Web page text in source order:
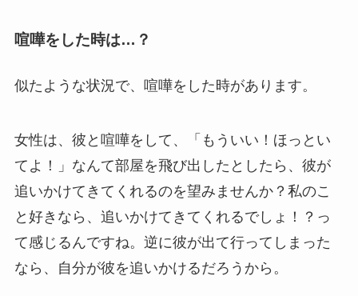
喧嘩をした時は…？
似たような状況で、喧嘩をした時があります。
女性は、彼と喧嘩をして、「もういい！ほっとい
てよ！」なんて部屋を飛び出したとしたら、彼が
追いかけてきてくれるのを望みませんか？私のこ
と好きなら、追いかけてきてくれるでしょ！？っ
て感じるんですね。逆に彼が出て行ってしまった
なら、自分が彼を追いかけるだろうから。